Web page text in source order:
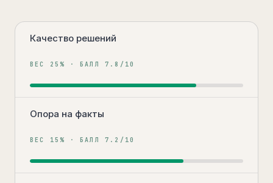
Качество решений
ВЕС 25 % · БАЛЛ7.8 /10
Опора на факты
ВЕС 15 % · БАЛЛ7.2 /10